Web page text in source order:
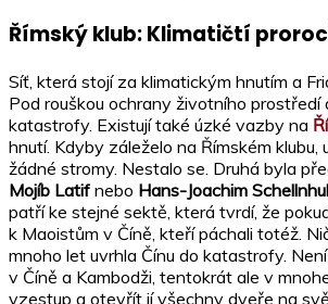
Římský klub: Klimatičtí
Síť, která stojí za klimatickým hnutím a
Pod rouškou ochrany životního
katastrofy. Existují také úzké vazby na
hnutí. Kdyby záleželo na Římském
žádné stromy. Nestalo se. Druhá byla
Mojíb Latif nebo Hans-Joachim
patří ke stejné sektě, která tvrdí, že
k Maoistům v Číně, kteří páchali totéž.
mnoho let uvrhla Čínu do katastrofy.
v Číně a Kambodži, tentokrát ale v
vzestup a otevřít jí všechny dveře na